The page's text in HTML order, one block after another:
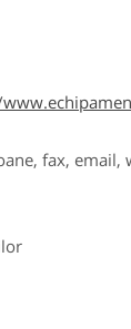
fax, email,